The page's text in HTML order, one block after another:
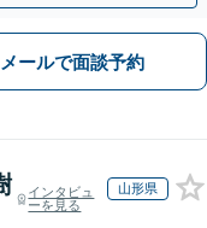
メールで面談予約
インタビュ
ーを見る
山形県